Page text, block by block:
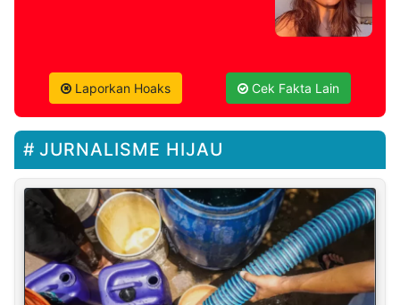
Laporkan Hoaks Cek Fakta Lain
JURNALISME HIJAU